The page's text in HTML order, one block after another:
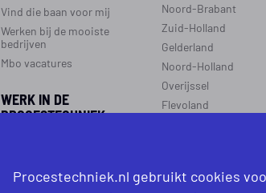
Vind die baan voor mij
Werken bij de mooiste
bedrijven
Mbo vacatures
WERK IN DE
PROCESTECHNIEK
Werken als procesoperator
Noord-Brabant
Zuid-Holland
Gelderland
Noord-Holland
Overijssel
Flevoland
Groningen
Procestechniek.nl gebruikt cookies